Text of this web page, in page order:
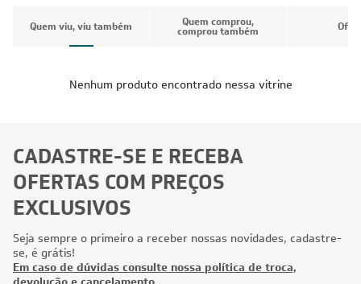
Quem viu, viu também Quem comprou,
comprou também
Nenhum produto encontrado nessa vitrine
CADASTRE-SE E RECEBA
OFERTAS COM PREÇOS
EXCLUSIVOS
Seja sempre o primeiro a receber nossas novidades, cadastre-
se, é grátis!
Em caso de dúvidas consulte nossa política de troca,